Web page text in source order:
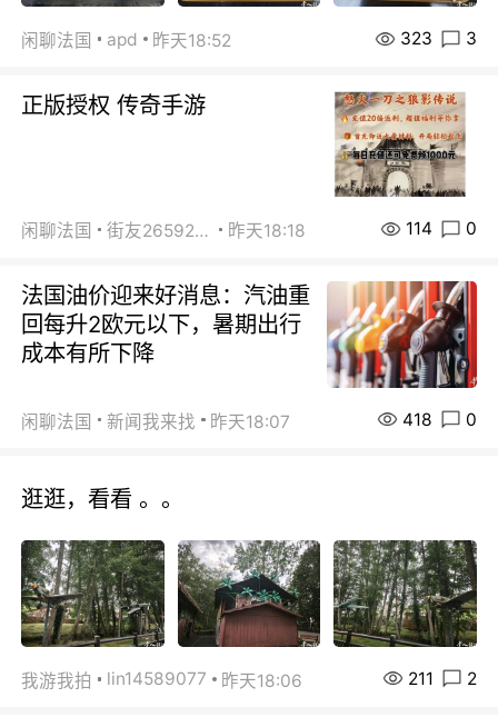
闲聊法国 apd 昨天18:52 323 3
正版授权 传奇手游
闲聊法国 街友26592800 昨天18:18 114 0
法国油价迎来好消息：汽油重
回每升2欧元以下，暑期出行
成本有所下降
闲聊法国 新闻我来找 昨天18:07 418 0
逛逛，看看 。。
我游我拍 lin14589077 昨天18:06 211 2